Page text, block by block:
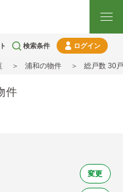
検索条件 ログイン
浦和の物件 総戸数 30
件
変更